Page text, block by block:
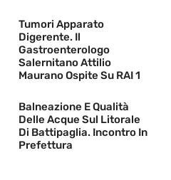
Tumori Apparato
Digerente. Il
Gastroenterologo
Salernitano Attilio
Maurano Ospite Su RAI 1
Balneazione E Qualità
Delle Acque Sul Litorale
Di Battipaglia. Incontro In
Prefettura